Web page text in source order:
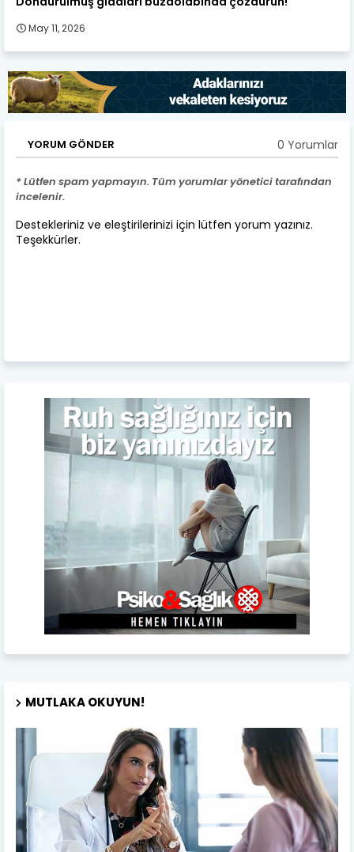
May 11, 2026
YORUM GÖNDER 0 Yorumlar
* Lütfen spam yapmayın. Tüm yorumlar yönetici tarafından
incelenir.
Destekleriniz ve eleştirilerinizi için lütfen yorum yazınız.
Teşekkürler.
MUTLAKA OKUYUN!